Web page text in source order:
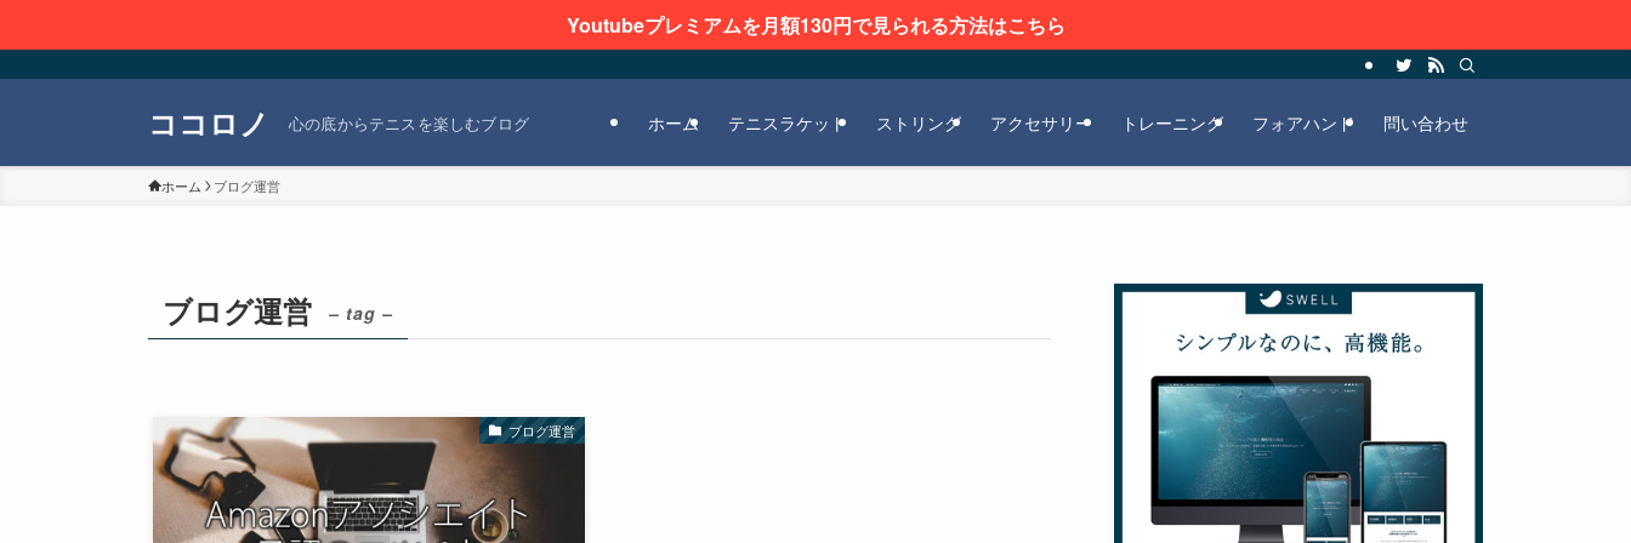
Youtubeプレミアムを月額130円で見られる方法はこちら
ココロノ 心の底からテニスを楽しむブログ ホーム テニスラケット ストリング アクセサリー トレーニング フォアハンド 問い合わせ
ホーム ブログ運営
ブログ運営 – tag –
ブログ運営